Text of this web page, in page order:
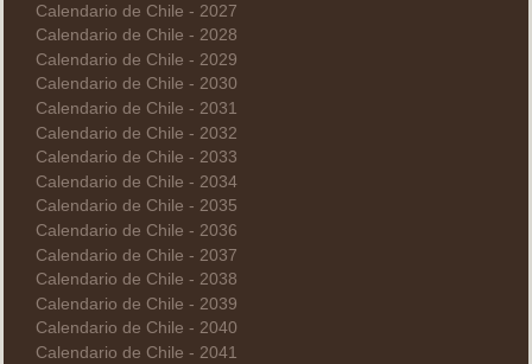
Calendario de Chile - 2027
Calendario de Chile - 2028
Calendario de Chile - 2029
Calendario de Chile - 2030
Calendario de Chile - 2031
Calendario de Chile - 2032
Calendario de Chile - 2033
Calendario de Chile - 2034
Calendario de Chile - 2035
Calendario de Chile - 2036
Calendario de Chile - 2037
Calendario de Chile - 2038
Calendario de Chile - 2039
Calendario de Chile - 2040
Calendario de Chile - 2041